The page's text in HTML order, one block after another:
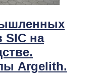
SIC на
Argelith.